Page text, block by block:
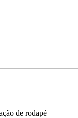
de rodapé